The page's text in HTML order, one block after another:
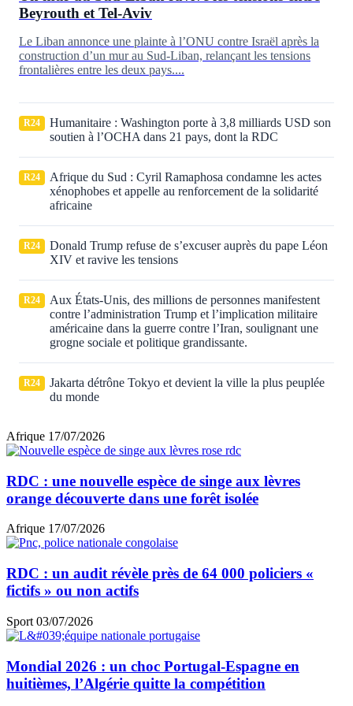
Beyrouth et Tel-Aviv
Le Liban annonce une plainte à l’ONU contre Israël après la
construction d’un mur au Sud-Liban, relançant les tensions
frontalières entre les deux pays....
R24
Humanitaire : Washington porte à 3,8 milliards USD son
soutien à l’OCHA dans 21 pays, dont la RDC
R24
Afrique du Sud : Cyril Ramaphosa condamne les actes
xénophobes et appelle au renforcement de la solidarité
africaine
R24
Donald Trump refuse de s’excuser auprès du pape Léon
XIV et ravive les tensions
R24
Aux États‑Unis, des millions de personnes manifestent
contre l’administration Trump et l’implication militaire
américaine dans la guerre contre l’Iran, soulignant une
grogne sociale et politique grandissante.
R24
Jakarta détrône Tokyo et devient la ville la plus peuplée
du monde
Afrique 17/07/2026
RDC : une nouvelle espèce de singe aux lèvres
orange découverte dans une forêt isolée
Afrique 17/07/2026
RDC : un audit révèle près de 64 000 policiers «
fictifs » ou non actifs
Sport 03/07/2026
Mondial 2026 : un choc Portugal-Espagne en
huitièmes, l’Algérie quitte la compétition